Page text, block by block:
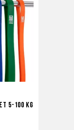
5-100 kg